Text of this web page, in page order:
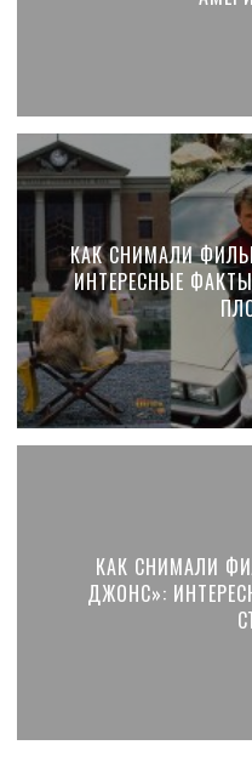
КАК СНИМАЛИ
ИНТЕРЕСНЫЕ
КАК СНИМАЛИ
ДЖОНС»: